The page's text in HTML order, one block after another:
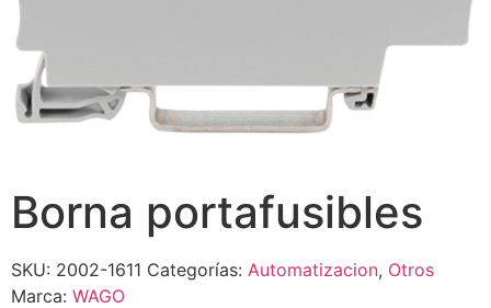
Borna portafusibles
SKU: 2002-1611 Categorías: Automatizacion, Otros
Marca: WAGO